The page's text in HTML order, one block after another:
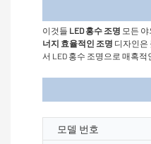
이것들 LED 홍수 조명 모든
너지 효율적인 조명 디자인은
서 LED 홍수 조명으로 매혹
제
모델 번호